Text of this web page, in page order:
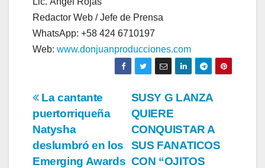
Redactor Web / Jefe de Prensa
WhatsApp: +58 424 6710197
Web: www.donjuanproducciones.com
Navegación
de
entradas
SUSY G LANZA
QUIERE
CONQUISTAR A
SUS FANATICOS
CON “OJITOS
La cantante
puertorriqueña
Natysha
deslumbró en los
Emerging Awards